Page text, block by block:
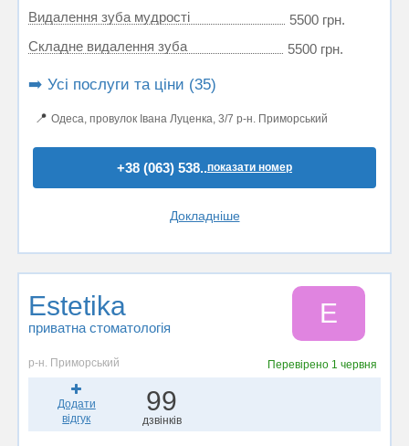
Видалення зуба мудрості
5500 грн.
Складне видалення зуба
5500 грн.
➡️ Усі послуги та ціни (35)
📍 Одеса, провулок Івана Луценка, 3/7 р-н. Приморський
+38 (063) 538..показати номер
Докладніше
Estetika
приватна стоматологія E
р-н. Приморський Перевірено 1 червня
Додати
відгук
99
дзвінків